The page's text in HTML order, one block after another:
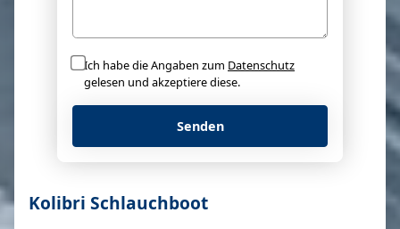
Ich habe die Angaben zum Datenschutz
gelesen und akzeptiere diese.
Senden
Kolibri Schlauchboot